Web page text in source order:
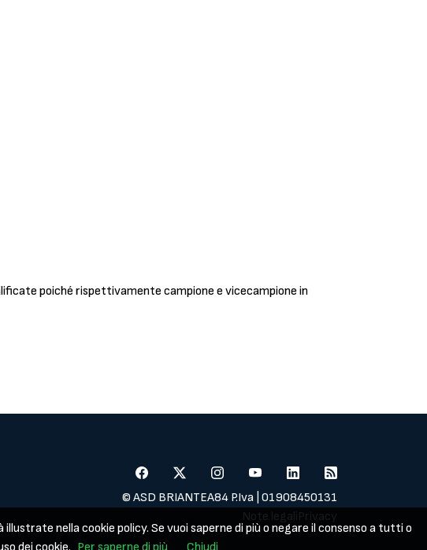
poiché rispettivamente campione e vicecampione in
© ASD BRIANTEA84 P.Iva | 01908450131
nella cookie policy. Se vuoi saperne di più o negare il consenso a tutti o